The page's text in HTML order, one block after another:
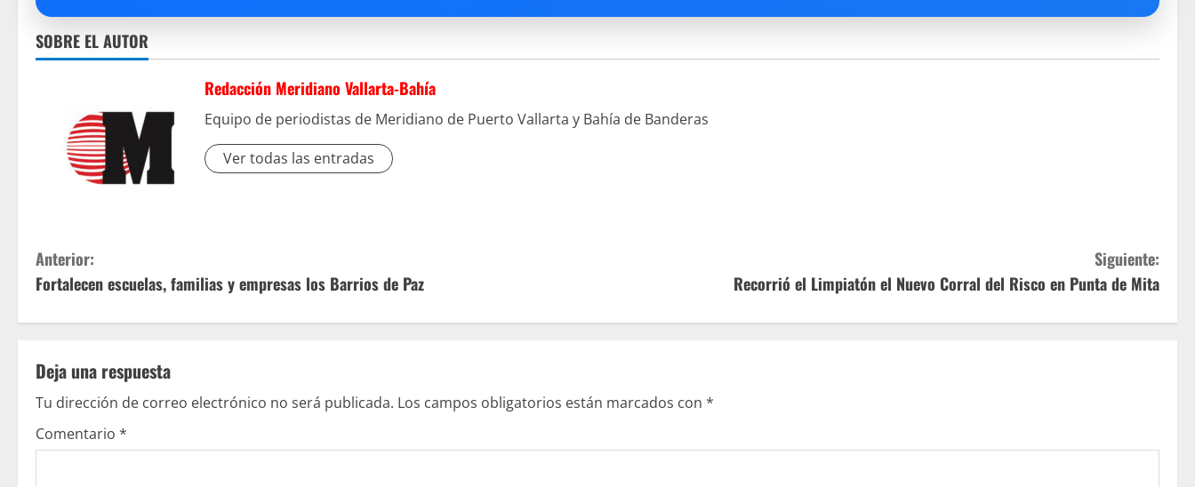
SOBRE EL AUTOR
Redacción Meridiano Vallarta-Bahía
Equipo de periodistas de Meridiano de Puerto Vallarta y Bahía de Banderas
Ver todas las entradas
S
i
g
u
e
l
Anterior:
Fortalecen escuelas, familias y empresas los Barrios de Paz
Siguiente:
Recorrió el Limpiatón el Nuevo Corral del Risco en Punta de Mita
Deja una respuesta
Tu dirección de correo electrónico no será publicada. Los campos obligatorios están marcados con *
Comentario *